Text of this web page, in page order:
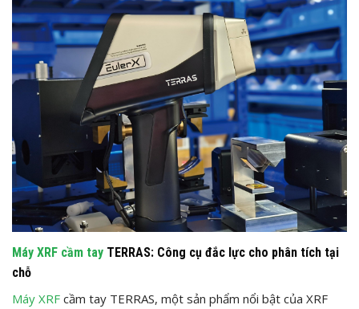
Máy XRF cầm tay TERRAS: Công cụ đắc lực cho phân tích tại
chỗ
Máy XRF cầm tay TERRAS, một sản phẩm nổi bật của XRF